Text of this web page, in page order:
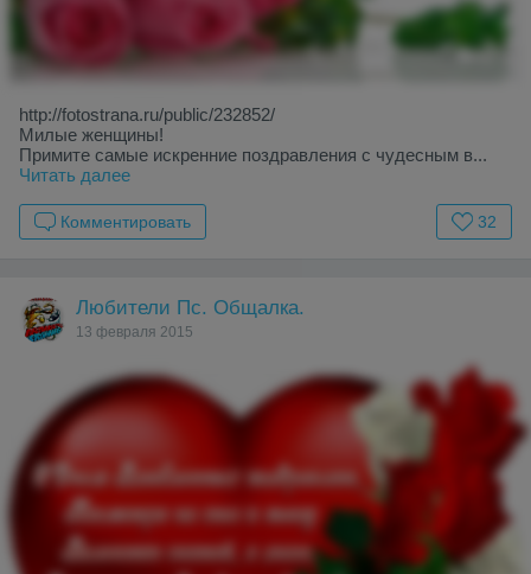
http://fotostrana.ru/public/232852/
Милые женщины!
Примите самые искренние поздравления с чудесным в...
Читать далее
Комментировать 32
Любители Пс. Общалка.
13 февраля 2015